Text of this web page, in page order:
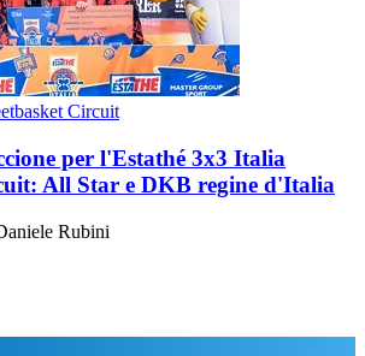
Circuit
per l'Estathé 3x3 Italia
All Star e DKB regine d'Italia
Rubini